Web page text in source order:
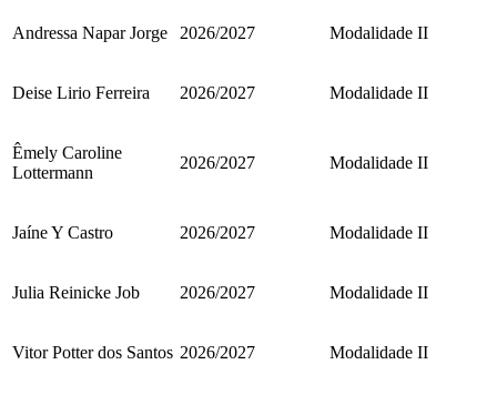
Andressa Napar Jorge 2026/2027 Modalidade II
Deise Lirio Ferreira 2026/2027 Modalidade II
Êmely Caroline
Lottermann
2026/2027 Modalidade II
Jaíne Y Castro 2026/2027 Modalidade II
Julia Reinicke Job 2026/2027 Modalidade II
Vitor Potter dos Santos 2026/2027 Modalidade II